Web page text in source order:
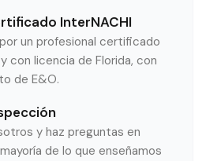
InterNACHI
un profesional certificado
con licencia de Florida, con
de E&O.
y haz preguntas en
de lo que enseñamos